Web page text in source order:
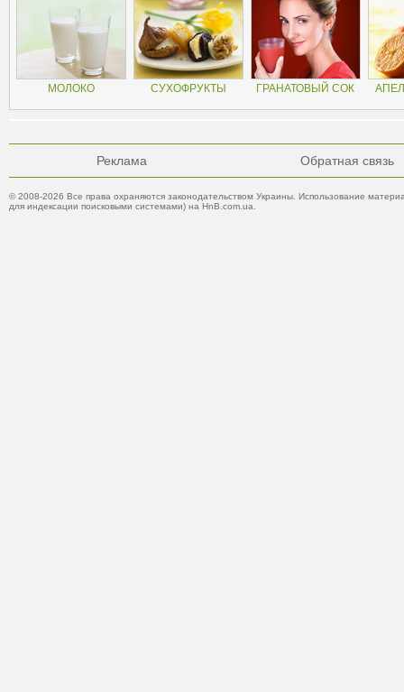
МОЛОКО СУХОФРУКТЫ ГРАНАТОВЫЙ СОК
Реклама Обратная связь
© 2008-2026 Все права охраняются законодательством Украины. Использование
для индексации поисковыми системами) на HnB.com.ua.